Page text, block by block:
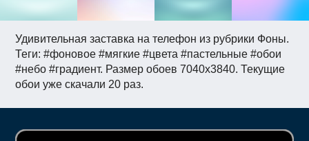
Удивительная заставка на телефон из рубрики Фоны.
Теги: #фоновое #мягкие #цвета #пастельные #обои
#небо #градиент. Размер обоев 7040x3840. Текущие
обои уже скачали 20 раз.